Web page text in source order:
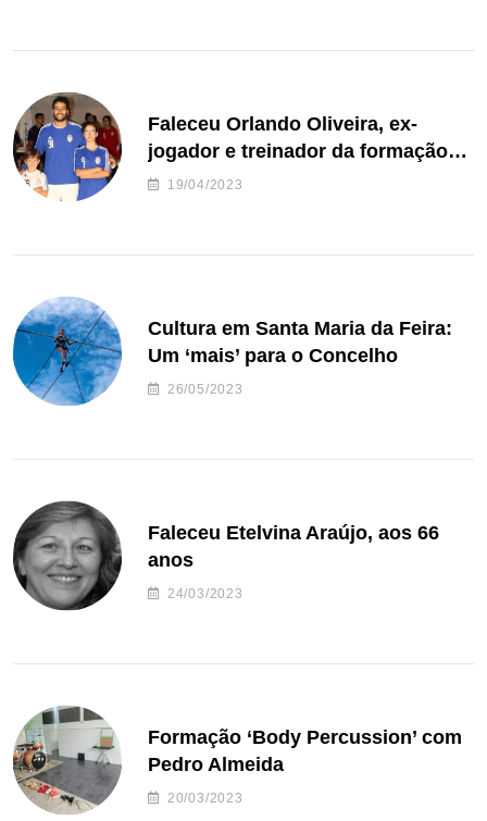
Faleceu Orlando Oliveira, ex-
jogador e treinador da formação
de andebol do Feirense
19/04/2023
Cultura em Santa Maria da Feira:
Um ‘mais’ para o Concelho
26/05/2023
Faleceu Etelvina Araújo, aos 66
anos
24/03/2023
Formação ‘Body Percussion’ com
Pedro Almeida
20/03/2023